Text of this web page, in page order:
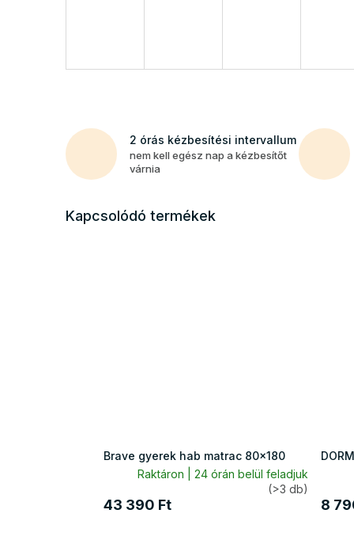
2 órás kézbesítési intervallum
nem kell egész nap a kézbesítőt
várnia
Kapcsolódó termékek
Brave gyerek hab matrac 80x180
Raktáron | 24 órán belül feladjuk
(>3 db)
43 390 Ft 8